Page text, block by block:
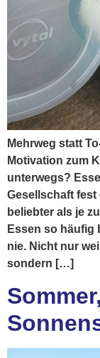
Mehrweg statt
Motivation zum
unterwegs?
Gesellschaft
beliebter als je
Essen so häufig
nie. Nicht nur
sondern […]